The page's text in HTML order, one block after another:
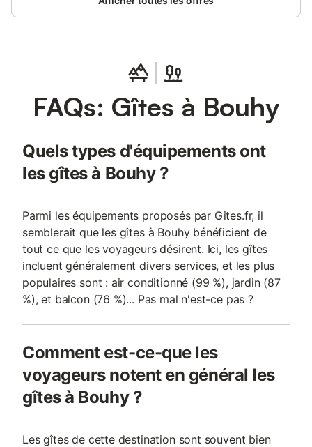
FAQs: Gîtes à Bouhy
Quels types d'équipements ont
les gîtes à Bouhy ?
Parmi les équipements proposés par Gites.fr, il
semblerait que les gîtes à Bouhy bénéficient de
tout ce que les voyageurs désirent. Ici, les gîtes
incluent généralement divers services, et les plus
populaires sont : air conditionné (99 %), jardin (87
%), et balcon (76 %)... Pas mal n'est-ce pas ?
Comment est-ce-que les
voyageurs notent en général les
gîtes à Bouhy ?
Les gîtes de cette destination sont souvent bien